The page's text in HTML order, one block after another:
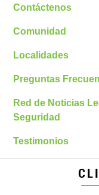
Contáctenos
Comunidad
Localidades
Preguntas
Red de Noticias
Seguridad
Testimonios